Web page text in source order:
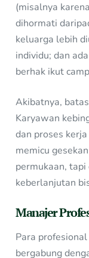
(misalnya
dihormati
keluarga lebih
individu; dan
berhak ikut
Akibatnya,
Karyawan
dan proses
memicu
permukaan,
keberlanjutan
Manajer
Para
bergabung